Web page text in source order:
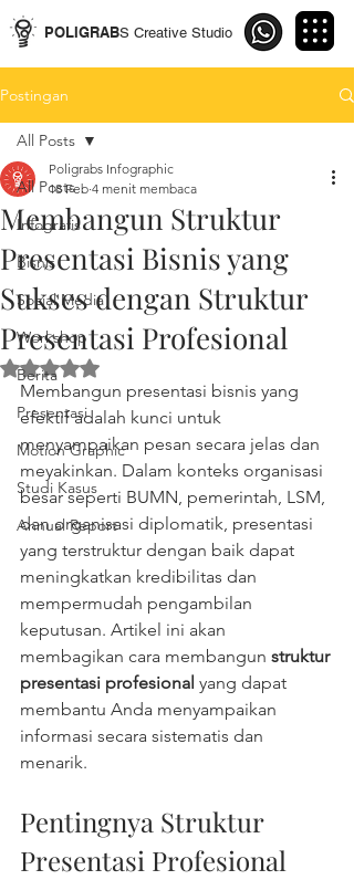
POLIGRABS Creative Studio
Postingan
All Posts
Infografis
Bisnis
Social Media
Workshop
Berita
Presentasi
Motion Graphic
Studi Kasus
Annual Report
All Posts
Membangun Struktur
Presentasi Bisnis yang
Sukses dengan Struktur
Presentasi Profesional
Poligrabs Infographic
18 Feb 4 menit membaca
Dinilai NaN dari 5 bintang.
Membangun presentasi bisnis yang
efektif adalah kunci untuk
menyampaikan pesan secara jelas dan
meyakinkan. Dalam konteks organisasi
besar seperti BUMN, pemerintah, LSM,
dan organisasi diplomatik, presentasi
yang terstruktur dengan baik dapat
meningkatkan kredibilitas dan
mempermudah pengambilan
keputusan. Artikel ini akan
membagikan cara membangun struktur
presentasi profesional yang dapat
membantu Anda menyampaikan
informasi secara sistematis dan
menarik.
Pentingnya Struktur
Presentasi Profesional